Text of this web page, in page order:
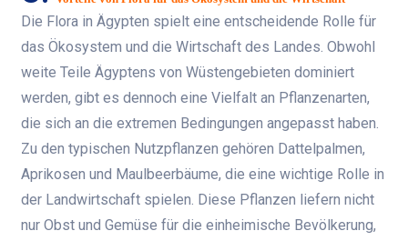
Die Flora in Ägypten spielt eine entscheidende Rolle für
das Ökosystem und die Wirtschaft des Landes. Obwohl
weite Teile Ägyptens von Wüstengebieten dominiert
werden, gibt es dennoch eine Vielfalt an Pflanzenarten,
die sich an die extremen Bedingungen angepasst haben.
Zu den typischen Nutzpflanzen gehören Dattelpalmen,
Aprikosen und Maulbeerbäume, die eine wichtige Rolle in
der Landwirtschaft spielen. Diese Pflanzen liefern nicht
nur Obst und Gemüse für die einheimische Bevölkerung,